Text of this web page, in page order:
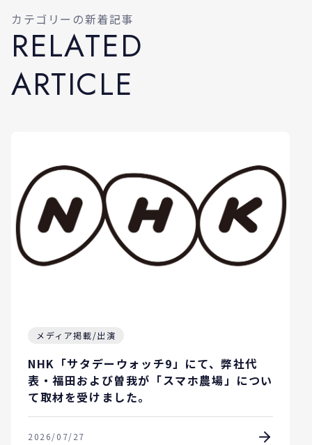
カテゴリーの新着記事
RELATED
ARTICLE
メディア掲載/出演
NHK「サタデーウォッチ9」にて、弊社代
表・福田および曽我が「スマホ農場」につい
て取材を受けました。
2026/07/27